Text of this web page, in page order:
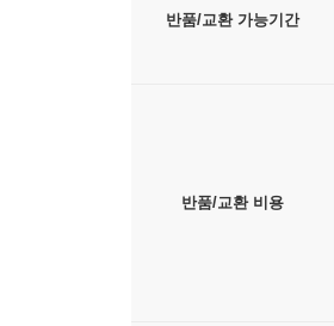
반품/교환 가능기간
반품/교환 비용